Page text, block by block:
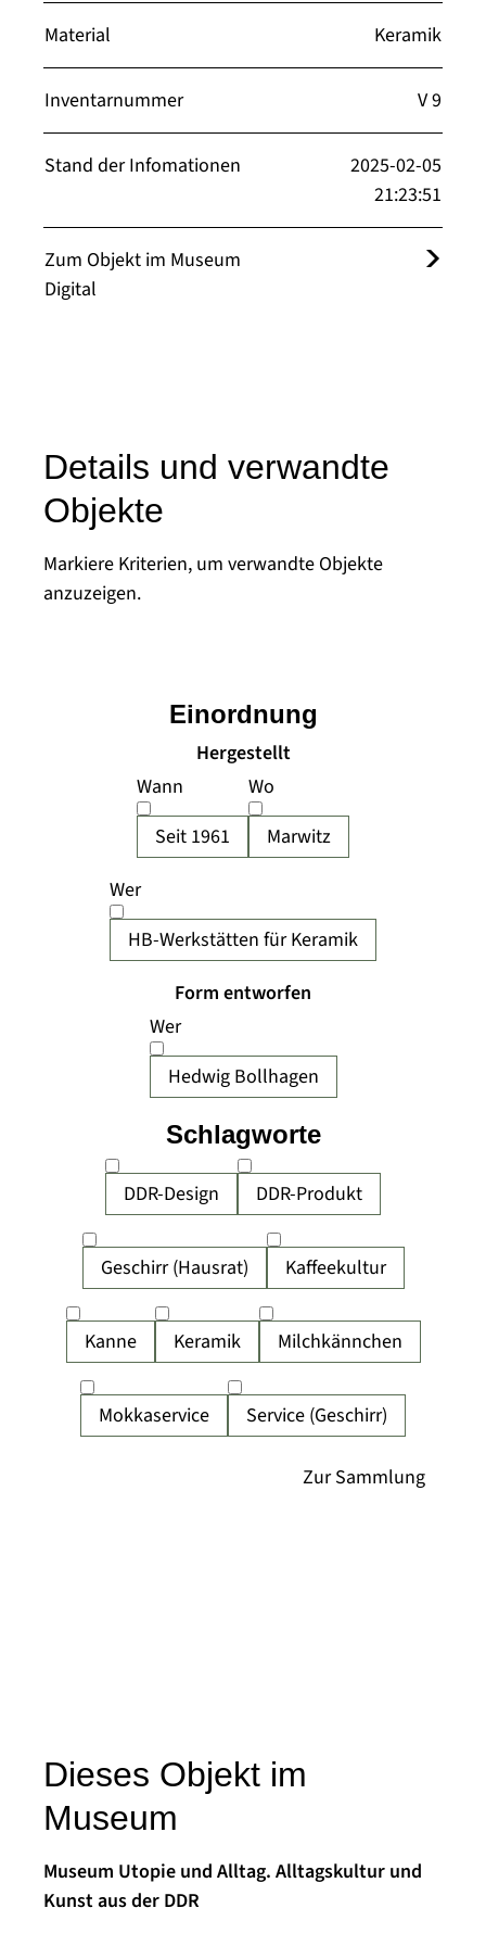
Material Keramik
Inventarnummer V 9
Stand der Infomationen
2025-02-05
21:23:51
Zum Objekt im Museum
Digital
Details und verwandte
Objekte
Markiere Kriterien, um verwandte Objekte
anzuzeigen.
Hergestellt
Wann
Seit 1961
Wo
Marwitz
Wer
HB-Werkstätten für Keramik
Form entworfen
Wer
Hedwig Bollhagen
DDR-Design DDR-Produkt
Geschirr (Hausrat) Kaffeekultur
Kanne Keramik Milchkännchen
Mokkaservice Service (Geschirr)
Einordnung
Schlagworte
Dieses Objekt im
Museum
Museum Utopie und Alltag. Alltagskultur und
Kunst aus der DDR